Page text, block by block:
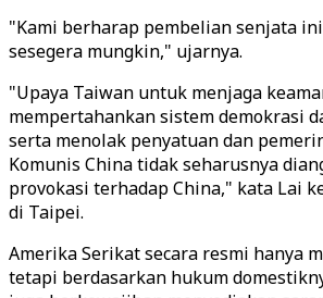
"Kami berharap pembelian senjata
sesegera mungkin," ujarnya.
"Upaya Taiwan untuk menjaga
mempertahankan sistem demokrasi
serta menolak penyatuan dan
Komunis China tidak seharusnya
provokasi terhadap China," kata Lai
di Taipei.
Amerika Serikat secara resmi hanya
tetapi berdasarkan hukum